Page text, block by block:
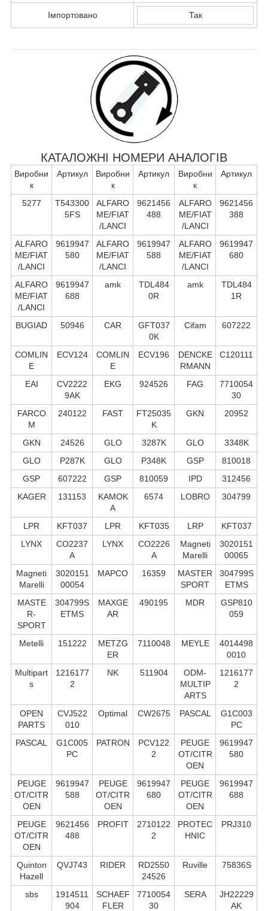
Імпортовано Так
КАТАЛОЖНІ НОМЕРИ АНАЛОГІВ
Виробни
к
Артикул
Виробни
к
Артикул
Виробни
к
Артикул
5277
T543300
5FS
ALFARO
ME/FIAT
/LANCI
9621456
488
ALFARO
ME/FIAT
/LANCI
9621456
388
ALFARO
ME/FIAT
/LANCI
9619947
580
ALFARO
ME/FIAT
/LANCI
9619947
588
ALFARO
ME/FIAT
/LANCI
9619947
680
ALFARO
ME/FIAT
/LANCI
9619947
688
amk
TDL484
0R
amk
TDL484
1R
BUGIAD 50946 CAR
GFT037
0K
Cifam 607222
COMLIN
E
ECV124
COMLIN
E
ECV196
DENCKE
RMANN
C120111
EAI
CV2222
9AK
EKG 924526 FAG
7710054
30
FARCO
M
240122 FAST
FT25035
K
GKN 20952
GKN 24526 GLO 3287K GLO
3348K
GLO
P287K GLO P348K GSP
810018
GSP
607222 GSP 810059 IPD
312456
KAGER
131153
KAMOK
A
6574 LOBRO 304799
LPR KFT037 LPR KFT035 LRP
KFT037
LYNX
CO2237
A
LYNX
CO2226
A
Magneti
Marelli
3020151
00065
Magneti
Marelli
3020151
00054
MAPCO 16359
MASTER
SPORT
304799S
ETMS
MASTE
R-
SPORT
304799S
ETMS
MAXGE
AR
490195 MDR
GSP810
059
Metelli 151222
METZG
ER
7110048 MEYLE
4014498
0010
Multipart
s
1216177
2
NK 511904
ODM-
MULTIP
ARTS
1216177
2
OPEN
PARTS
CVJ522
010
Optimal CW2675 PASCAL
G1C003
PC
PASCAL
G1C005
PC
PATRON
PCV122
2
PEUGE
OT/CITR
OEN
9619947
580
PEUGE
OT/CITR
OEN
9619947
588
PEUGE
OT/CITR
OEN
9619947
680
PEUGE
OT/CITR
OEN
9619947
688
PEUGE
OT/CITR
OEN
9621456
488
PROFIT
2710122
2
PROTEC
HNIC
PRJ310
Quinton
Hazell
QVJ743 RIDER
RD2550
24526
Ruville 75836S
sbs
1914511
904
SCHAEF
FLER
7710054
30
SERA
JH22229
AK